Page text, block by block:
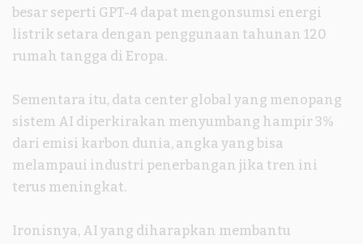
besar seperti GPT-4 dapat mengonsumsi energi
listrik setara dengan penggunaan tahunan 120
rumah tangga di Eropa.
Sementara itu, data center global yang menopang
sistem AI diperkirakan menyumbang hampir 3%
dari emisi karbon dunia, angka yang bisa
melampaui industri penerbangan jika tren ini
terus meningkat.
Ironisnya, AI yang diharapkan membantu